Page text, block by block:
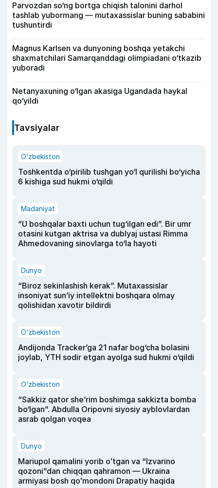
Parvozdan so‘ng bortga chiqish talonini darhol
tashlab yubormang — mutaxassislar buning sababini
tushuntirdi
Magnus Karlsen va dunyoning boshqa yetakchi
shaxmatchilari Samarqanddagi olimpiadani o‘tkazib
yuboradi
Netanyaxuning o‘lgan akasiga Ugandada haykal
qo‘yildi
Tavsiyalar
O‘zbekiston
Toshkentda o‘pirilib tushgan yo‘l qurilishi bo‘yicha
6 kishiga sud hukmi o‘qildi
Madaniyat
“U boshqalar baxti uchun tug‘ilgan edi”. Bir umr
otasini kutgan aktrisa va dublyaj ustasi Rimma
Ahmedovaning sinovlarga to‘la hayoti
Dunyo
“Biroz sekinlashish kerak”. Mutaxassislar
insoniyat sun’iy intellektni boshqara olmay
qolishidan xavotir bildirdi
O‘zbekiston
Andijonda Tracker’ga 21 nafar bog‘cha bolasini
joylab, YTH sodir etgan ayolga sud hukmi o‘qildi
O‘zbekiston
“Sakkiz qator she’rim boshimga sakkizta bomba
bo‘lgan”. Abdulla Oripovni siyosiy ayblovlardan
asrab qolgan voqea
Dunyo
Mariupol qamalini yorib oʻtgan va “Izvarino
qozoni”dan chiqqan qahramon — Ukraina
armiyasi bosh qoʻmondoni Drapatiy haqida